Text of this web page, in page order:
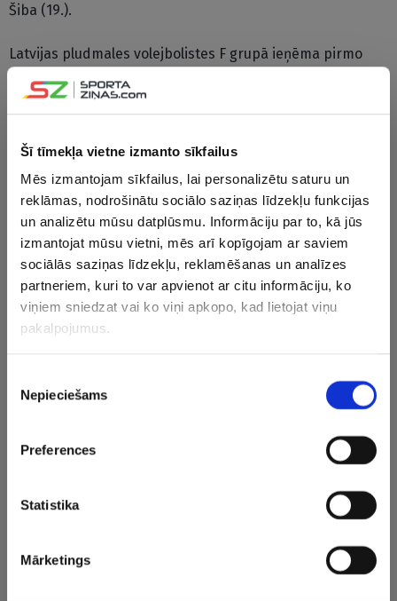
Šī tīmekļa vietne izmanto sīkfailus
Mēs izmantojam sīkfailus, lai personalizētu saturu un
reklāmas, nodrošinātu sociālo saziņas līdzekļu funkcijas
un analizētu mūsu datplūsmu. Informāciju par to, kā jūs
izmantojat mūsu vietni, mēs arī kopīgojam ar saviem
sociālās saziņas līdzekļu, reklamēšanas un analīzes
partneriem, kuri to var apvienot ar citu informāciju, ko
viņiem sniedzat vai ko viņi apkopo, kad lietojat viņu
pakalpojumus.
izvēle
Nepieciešams
Preferences
Statistika
Mārketings
Šiba (19.).
Latvijas pludmales volejbolistes F grupā ieņēma pirmo
pieveica amerikānietes Molliju Filipsu un Ebiju van Vinklu
nīderlandietes Raisu Shonu un Katju Stamu (7.). Vīriešu
turnīrā Mārtiņš Pļaviņš un Kristians Fokerots uzvarēja
visās trīs pamatturnīra spēlēs, taču nepārvarēja
astotdaļfinālu.
Turnīrs Šveicē beigsies svētdien. “Pro Beach Tour” rangā
pirmās ir “Elite 16” sacensības, otrās – “Challenge”, trešās
– “Futures” sacensības.
Bijušais Porziņģa
komandas biedrs
Arī
trīs
spēlēs